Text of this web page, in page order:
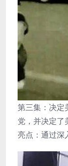
第三集：决定
党，并决定了
亮点：通过深